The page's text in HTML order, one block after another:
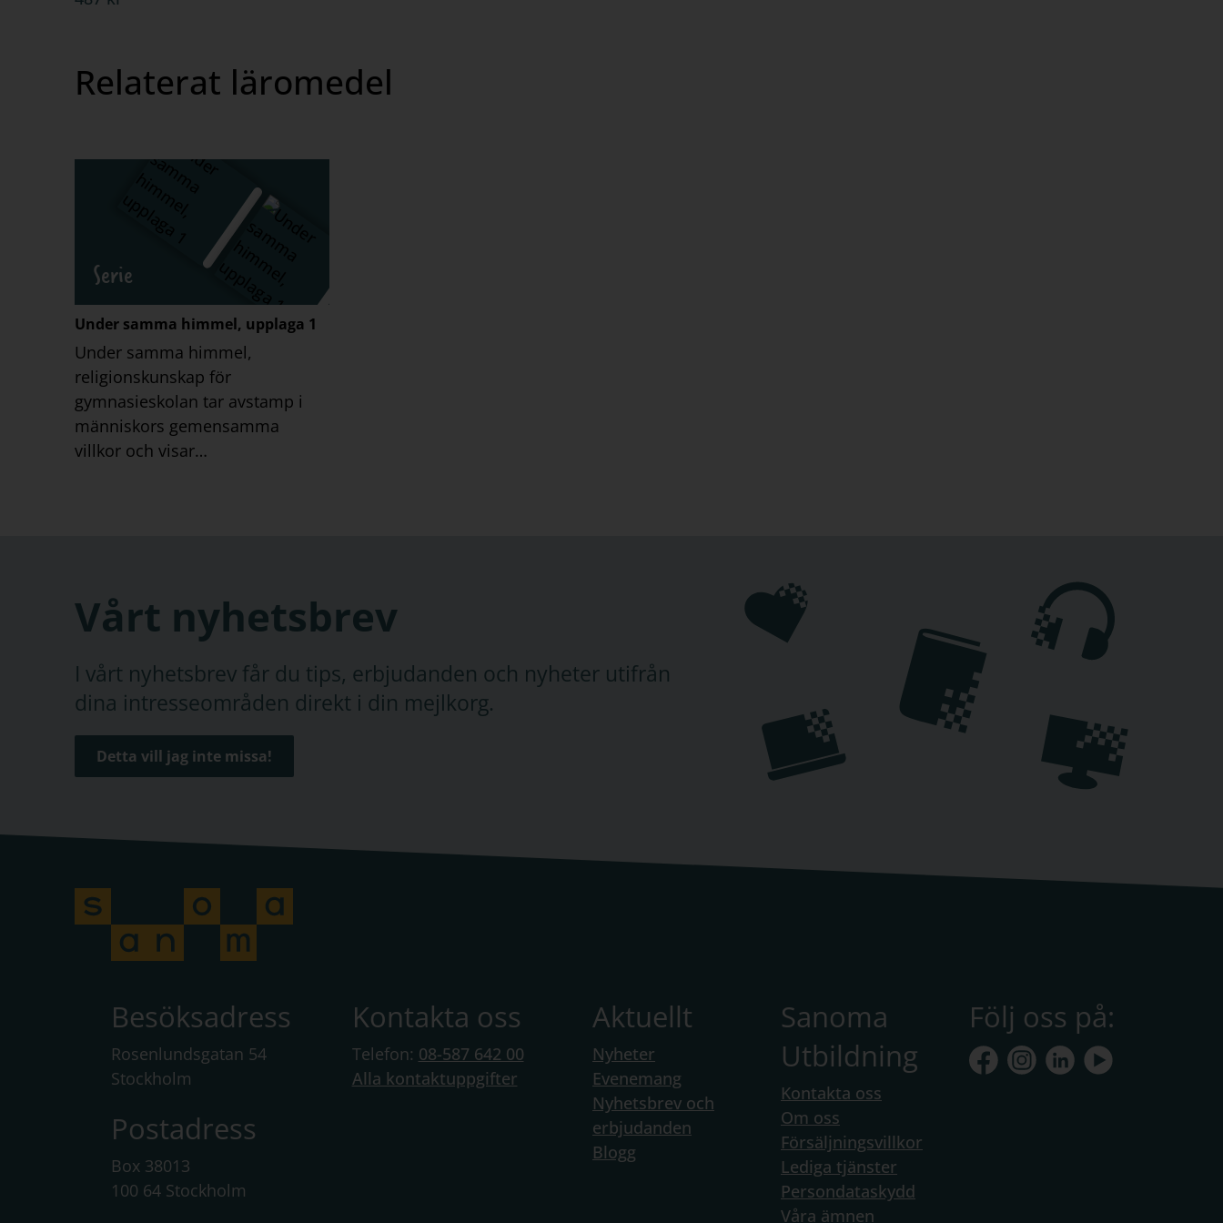
Relaterat läromedel
Serie
Under samma himmel, upplaga 1
Under samma himmel,
religionskunskap för
gymnasieskolan tar avstamp i
människors gemensamma
villkor och visar…
Vårt nyhetsbrev
I vårt nyhetsbrev får du tips, erbjudanden och nyheter utifrån
dina intresseområden direkt i din mejlkorg.
Detta vill jag inte missa!
Besöksadress
Rosenlundsgatan 54
Stockholm
Postadress
Box 38013
100 64 Stockholm
Kontakta oss
Telefon: 08-587 642 00
Alla kontaktuppgifter
Aktuellt
Nyheter
Evenemang
Nyhetsbrev och
erbjudanden
Blogg
Sanoma
Utbildning
Kontakta oss
Om oss
Försäljningsvillkor
Lediga tjänster
Persondataskydd
Våra ämnen
Följ oss på: